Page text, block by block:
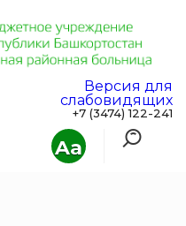
Aa
Версия для
слабовидящих
+7 (3474) 122-241